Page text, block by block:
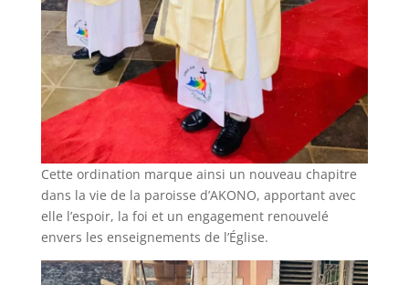
Cette ordination marque ainsi un nouveau chapitre
dans la vie de la paroisse d’AKONO, apportant avec
elle l’espoir, la foi et un engagement renouvelé
envers les enseignements de l’Église.